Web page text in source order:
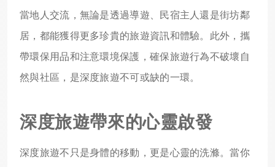
當地人交流，無論是透過導遊、民宿主人還是街坊鄰
居，都能獲得更多珍貴的旅遊資訊和體驗。此外，攜
帶環保用品和注意環境保護，確保旅遊行為不破壞自
然與社區，是深度旅遊不可或缺的一環。
深度旅遊帶來的心靈啟發
深度旅遊不只是身體的移動，更是心靈的洗滌。當你